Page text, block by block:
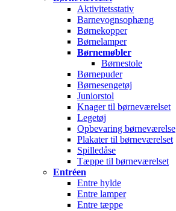
Aktivitetsstativ
Barnevognsophæng
Børnekopper
Børnelamper
Børnemøbler
Børnestole
Børnepuder
Børnesengetøj
Juniorstol
Knager til børneværelset
Legetøj
Opbevaring børneværelse
Plakater til børneværelset
Spilledåse
Tæppe til børneværelset
Entréen
Entre hylde
Entre lamper
Entre tæppe